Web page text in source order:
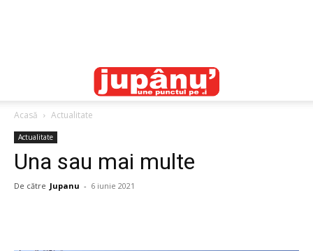
Acasă Actualitate
Actualitate
Una sau mai multe
De către Jupanu - 6 iunie 2021